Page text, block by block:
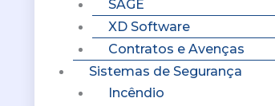
SAGE
XD Software
Contratos e Avenças
Sistemas de Segurança
Incêndio